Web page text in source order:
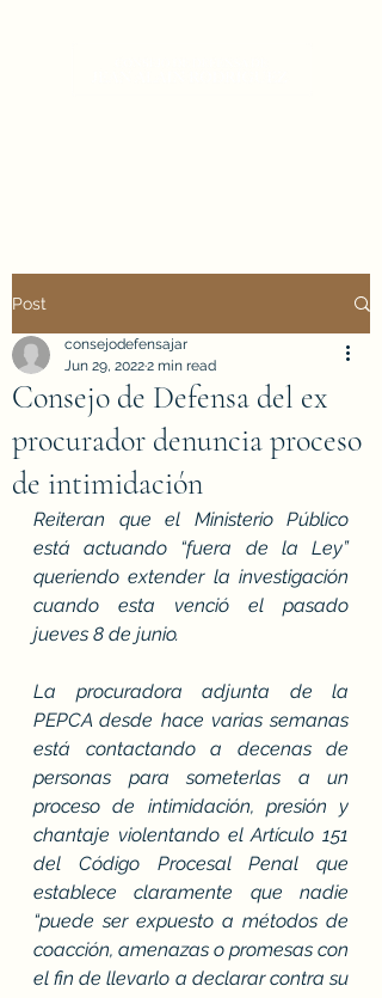
Post
Consejo de Defensa del ex
procurador denuncia proceso
de intimidación
consejodefensajar
Jun 29, 20222 min read
Reiteran que el Ministerio Público
está actuando “fuera de la Ley”
queriendo extender la investigación
cuando esta venció el pasado
jueves 8 de junio.
La procuradora adjunta de la
PEPCA desde hace varias semanas
está contactando a decenas de
personas para someterlas a un
proceso de intimidación, presión y
chantaje violentando el Artículo 151
del Código Procesal Penal que
establece claramente que nadie
“puede ser expuesto a métodos de
coacción, amenazas o promesas con
el fin de llevarlo a declarar contra su